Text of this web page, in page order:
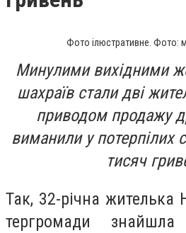
Фото ілюстративне. Фото:
Минулими вихідними
шахраїв стали дві
приводом продажу
виманили у потерпілих
тисяч
Так, 32-річна жителька
тергромади